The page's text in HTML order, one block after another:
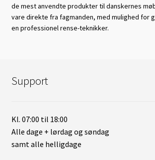
de mest anvendte produkter til danskernes
vare direkte fra fagmanden, med mulighed for
en professionel rense-teknikker.
Support
Kl. 07:00 til 18:00
Alle dage + lørdag og søndag
samt alle helligdage